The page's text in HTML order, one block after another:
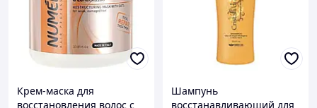
Крем-маска для
восстановления волос с
Шампунь
восстанавливающий для